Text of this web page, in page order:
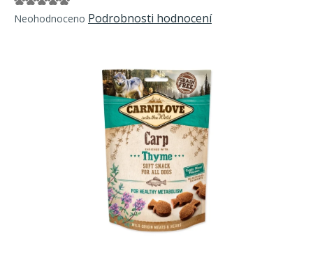
Průměrné
hodnocení
Neohodnoceno Podrobnosti hodnocení